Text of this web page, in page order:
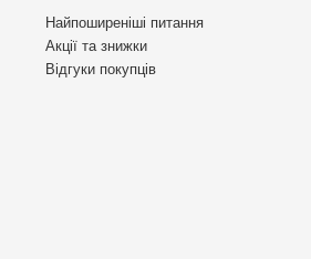
Найпоширеніші питання
Акції та знижки
Відгуки покупців